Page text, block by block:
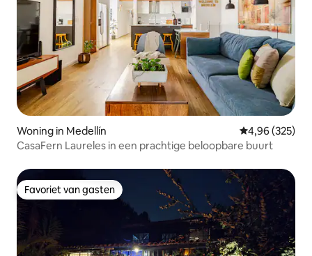
Woning in Medellín Gemiddelde
4,96 (325)
CasaFern Laureles in een prachtige beloopbare buurt
Favoriet van gasten
Favoriet van gasten